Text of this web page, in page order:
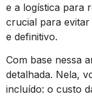
e a logística para
crucial para
e definitivo.
Com base nessa
detalhada. Nela,
incluído: o custo